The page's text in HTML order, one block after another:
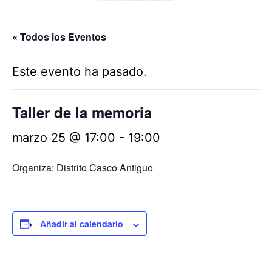
« Todos los Eventos
Este evento ha pasado.
Taller de la memoria
marzo 25 @ 17:00 - 19:00
Organiza: Distrito Casco Antiguo
Añadir al calendario